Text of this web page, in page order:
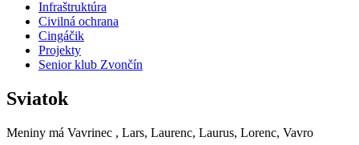
Infraštruktúra
Civilná ochrana
Cingáčik
Projekty
Senior klub Zvončín
Sviatok
Meniny má Vavrinec , Lars, Laurenc, Laurus, Lorenc, Vavro